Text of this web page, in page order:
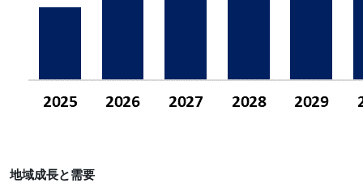
地域成長と需要